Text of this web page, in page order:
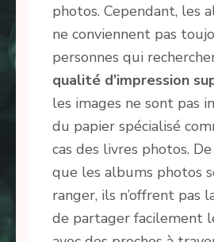
photos. Cependant, les
ne conviennent pas
personnes qui
qualité d’impression
les images ne sont pas
du papier spécialisé
cas des livres photos.
que les albums photos
ranger, ils n’offrent pas
de partager facilement